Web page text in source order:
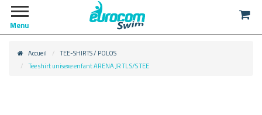
Menu
Accueil
TEE-SHIRTS / POLOS
Tee shirt unisexe enfant ARENA JR TL S/S TEE